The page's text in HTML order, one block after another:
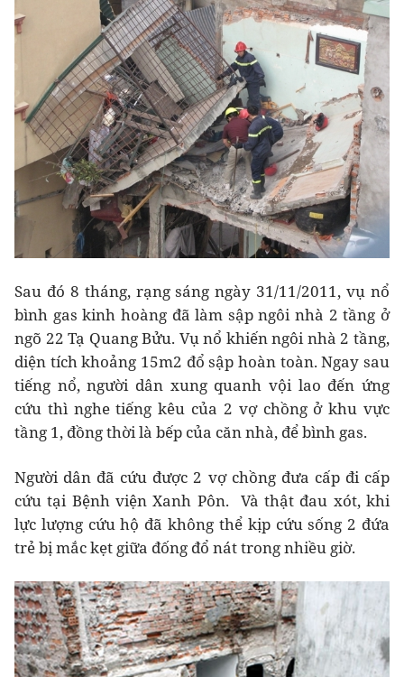
Sau đó 8 tháng, rạng sáng ngày 31/11/2011, vụ nổ
bình gas kinh hoàng đã làm sập ngôi nhà 2 tầng ở
ngõ 22 Tạ Quang Bửu. Vụ nổ khiến ngôi nhà 2 tầng,
diện tích khoảng 15m2 đổ sập hoàn toàn. Ngay sau
tiếng nổ, người dân xung quanh vội lao đến ứng
cứu thì nghe tiếng kêu của 2 vợ chồng ở khu vực
tầng 1, đồng thời là bếp của căn nhà, để bình gas.
Người dân đã cứu được 2 vợ chồng đưa cấp đi cấp
cứu tại Bệnh viện Xanh Pôn. Và thật đau xót, khi
lực lượng cứu hộ đã không thể kịp cứu sống 2 đứa
trẻ bị mắc kẹt giữa đống đổ nát trong nhiều giờ.